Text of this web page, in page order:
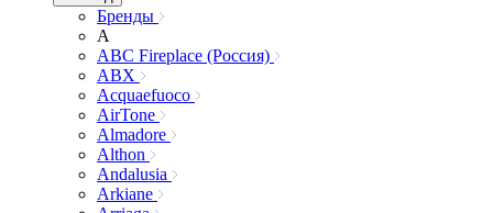
Бренды
A
ABC Fireplace (Россия)
ABX
Acquaefuoco
AirTone
Almadore
Althon
Andalusia
Arkiane